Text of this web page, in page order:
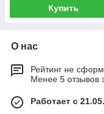
Купить
О нас
Рейтинг не
Менее 5 отзывов
Работает с